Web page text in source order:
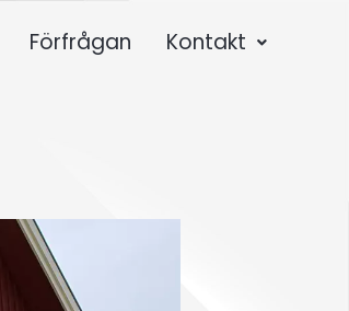
Förfrågan Kontakt